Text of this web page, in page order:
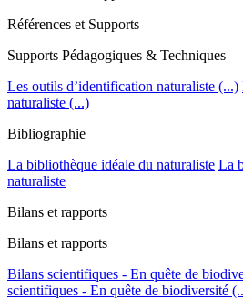
Références et Supports
Supports Pédagogiques & Techniques
Les outils d’identification naturaliste (...)
naturaliste (...)
Bibliographie
La bibliothèque idéale du naturaliste La
naturaliste
Bilans et rapports
Bilans et rapports
Bilans scientifiques - En quête de
scientifiques - En quête de biodiversité